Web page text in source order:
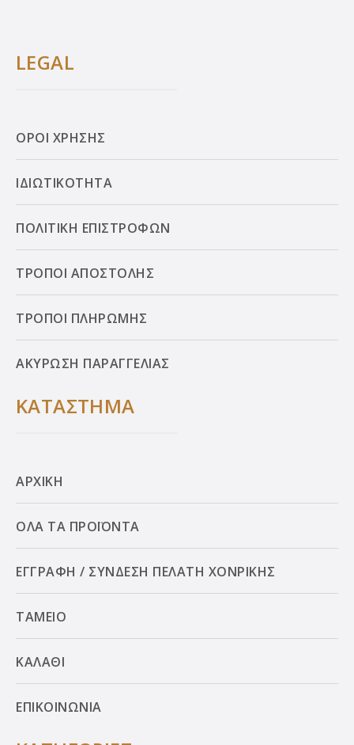
LEGAL
ΟΡΟΙ ΧΡΗΣΗΣ
ΙΔΙΩΤΙΚΟΤΗΤΑ
ΠΟΛΙΤΙΚΗ ΕΠΙΣΤΡΟΦΩΝ
ΤΡΟΠΟΙ ΑΠΟΣΤΟΛΗΣ
ΤΡΟΠΟΙ ΠΛΗΡΩΜΗΣ
ΑΚΥΡΩΣΗ ΠΑΡΑΓΓΕΛΙΑΣ
ΚΑΤΑΣΤΗΜΑ
ΑΡΧΙΚΗ
ΟΛΑ ΤΑ ΠΡΟΪΟΝΤΑ
ΕΓΓΡΑΦΗ / ΣΥΝΔΕΣΗ ΠΕΛΑΤΗ ΧΟΝΡΙΚΗΣ
ΤΑΜΕΙΟ
ΚΑΛΑΘΙ
ΕΠΙΚΟΙΝΩΝΙΑ